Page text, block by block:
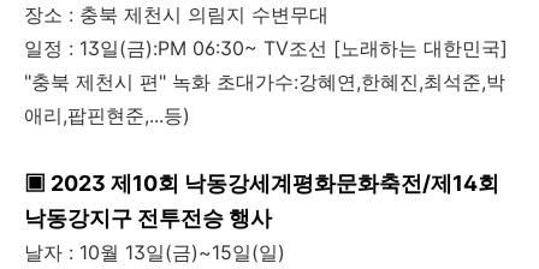
장소 : 충북 제천시 의림지 수변무대
일정 : 13일(금):PM 06:30~ TV조선 [노래하는 대한민국]
"충북 제천시 편" 녹화 초대가수:강혜연,한혜진,최석준,박
애리,팝핀현준,...등)
▣ 2023 제10회 낙동강세계평화문화축전/제14회
낙동강지구 전투전승 행사
날자 : 10월 13일(금)~15일(일)